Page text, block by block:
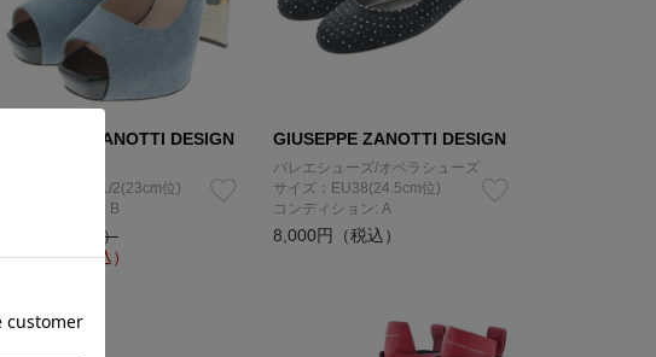
GIUSEPPE ZANOTTI DESIGN
サイズ：EU36 1/2(23cm位)
コンディション: B
9,000円（税込）
6,300円（税込）
GIUSEPPE ZANOTTI DESIGN
バレエシューズ/オペラシューズ
サイズ：EU38(24.5cm位)
コンディション: A
8,000円（税込）